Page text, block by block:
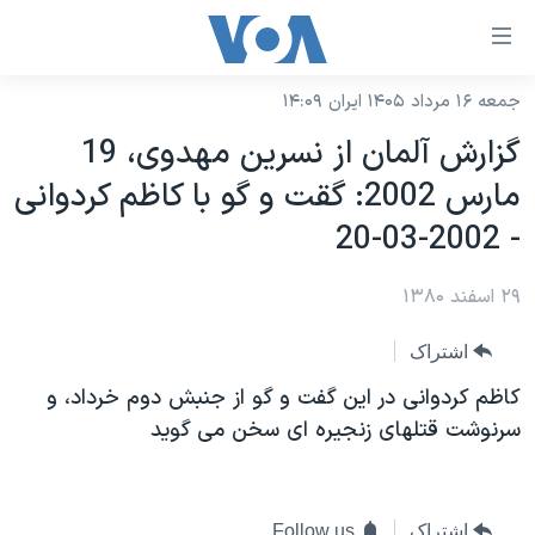
لینکهای
دسترسی
جهش
محتوای
اصلی
به
صفحه
جهش
به
نسخه سبک وب‌سایت
موضوع ها
آمریکا
جهان
ورزشی
گزیده‌ها
برنامه های تلویزیونی
جدول برنامه ها
صفحه‌های ویژه
جام جهانی ۲۰۲۶
عملیات خشم حماسی
فرکانس‌های صدای آمریکا
پخش رادیویی
جمعه ۱۶ مرداد ۱۴۰۵ ایران ۱۴:۰۹
گزارش آلمان از نسرين مهدوی، 19
مارس 2002: گقت و گو با کاظم کردوانی
- 2002-03-20
۲۹ اسفند ۱۳۸۰
اشتراک
کاظم کردوانی در اين گفت و گو از جنبش دوم خرداد، و
سرنوشت قتلهای زنجيره ای سخن می گويد
اشتراک Follow us